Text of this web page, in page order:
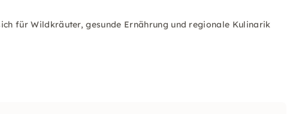
für Wildkräuter, gesunde Ernährung und regionale Kulinarik